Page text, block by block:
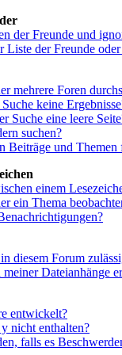
der Freunde und
der Freunde
mehrere Foren
keine
Suche eine leere
suchen?
Beiträge und Themen
einem
ein Thema
diesem Forum
Dateianhänge
entwickelt?
nicht enthalten?
falls es